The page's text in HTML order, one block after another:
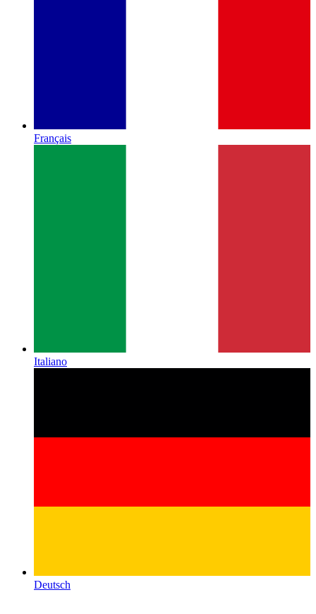
Français
Italiano
Deutsch